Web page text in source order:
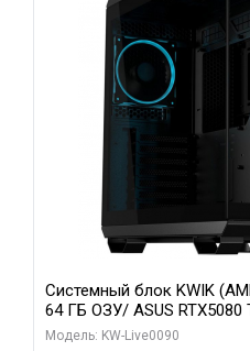
Системный блок KWIK
64 ГБ ОЗУ/ ASUS RTX5080
GDDR7 256bit 3xDP 3x/ 1 ТБ
Модель: KW-Live0090